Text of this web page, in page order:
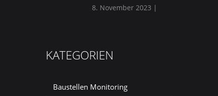
8. November 2023 |
KATEGORIEN
Baustellen Monitoring